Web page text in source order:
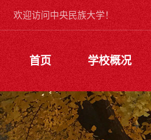
欢迎访问中央民族大学！
首页 学校概况